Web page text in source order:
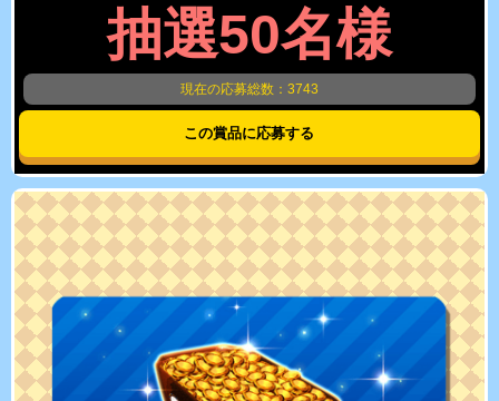
抽選50名様
現在の応募総数：3743
この賞品に応募する